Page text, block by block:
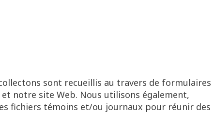
sont recueillis au travers de formulaires
notre site Web. Nous utilisons également,
fichiers témoins et/ou journaux pour réunir des